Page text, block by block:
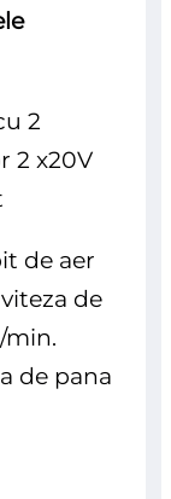
de aer
de
min.
de pana